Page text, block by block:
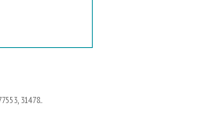
31478...